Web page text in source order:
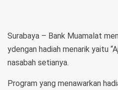
Surabaya – Bank Muamalat
ydengan hadiah menarik yaitu
nasabah setianya.
Program yang menawarkan